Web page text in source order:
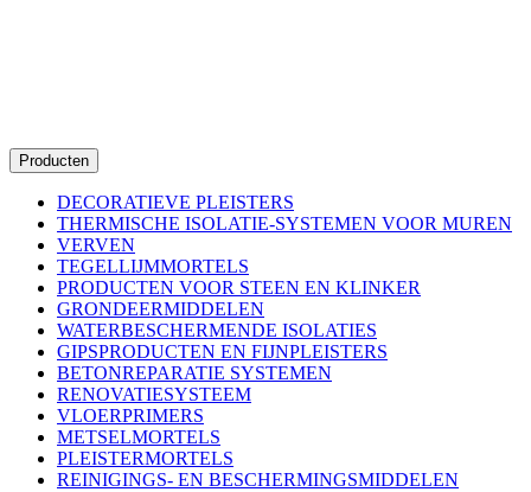
Producten
DECORATIEVE PLEISTERS
THERMISCHE ISOLATIE-SYSTEMEN VOOR MUREN
VERVEN
TEGELLIJMMORTELS
PRODUCTEN VOOR STEEN EN KLINKER
GRONDEERMIDDELEN
WATERBESCHERMENDE ISOLATIES
GIPSPRODUCTEN EN FIJNPLEISTERS
BETONREPARATIE SYSTEMEN
RENOVATIESYSTEEM
VLOERPRIMERS
METSELMORTELS
PLEISTERMORTELS
REINIGINGS- EN BESCHERMINGSMIDDELEN